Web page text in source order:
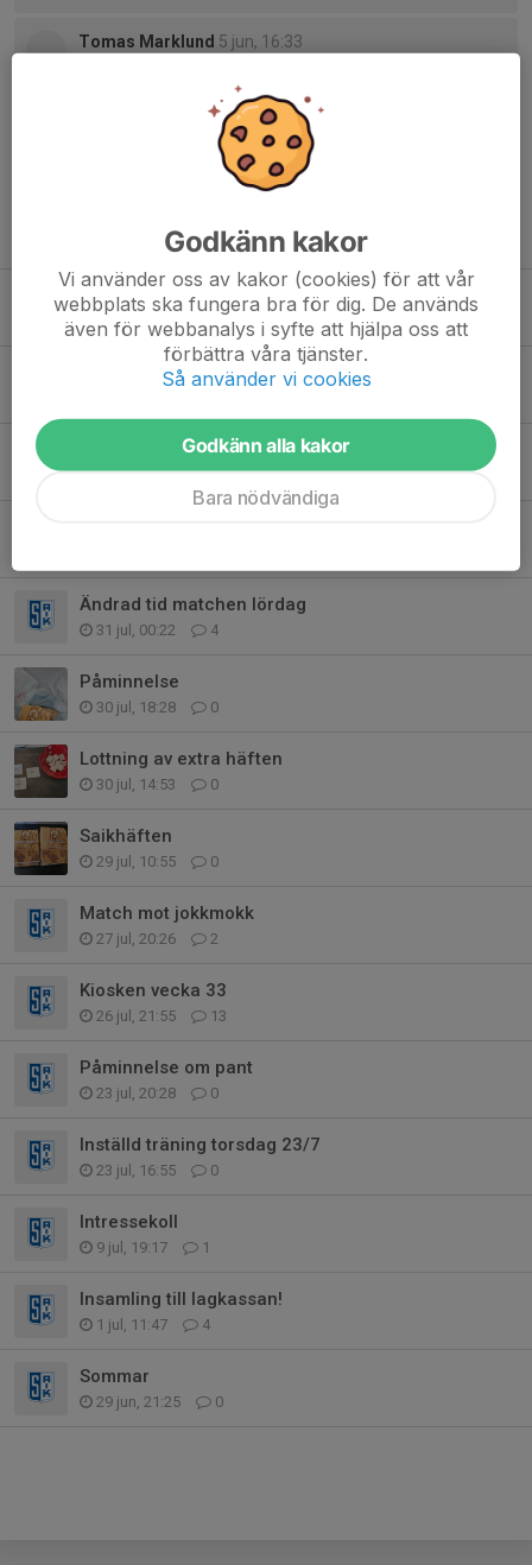
Tomas Marklund 5 jun, 16:33
Tidigare nyheter
kiosken den 29 aug
Idag, 11:32
Myckle cup
Vi tränar inomhus idag!
Igår, 14:00 1
Ändrad tid matchen lördag
31 jul, 00:22 4
Påminnelse
30 jul, 18:28 0
Lottning av extra häften
30 jul, 14:53 0
Saikhäften
29 jul, 10:55 0
Match mot jokkmokk
27 jul, 20:26 2
Kiosken vecka 33
26 jul, 21:55 13
Påminnelse om pant
23 jul, 20:28 0
Inställd träning torsdag 23/7
23 jul, 16:55 0
Intressekoll
9 jul, 19:17 1
Insamling till lagkassan!
1 jul, 11:47 4
Sommar
29 jun, 21:25 0
Godkänn kakor
Vi använder oss av kakor (cookies) för att vår
webbplats ska fungera bra för dig. De används
även för webbanalys i syfte att hjälpa oss att
förbättra våra tjänster.
Så använder vi cookies
Godkänn alla kakor
Bara nödvändiga